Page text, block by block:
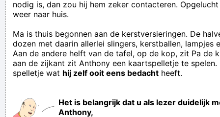
nodig is, dan zou hij hem zeker contacteren.
weer naar huis.
Ma is thuis begonnen aan de kerstversieringen. De
dozen met daarin allerlei slingers, kerstballen, lampjes
Aan de andere helft van de tafel, op de kop, zit Pa de
aan de zijkant zit Anthony een kaartspelletje te spelen.
spelletje wat hij zelf ooit eens bedacht heeft.
Het is belangrijk dat u als lezer duidelijk
Anthony,